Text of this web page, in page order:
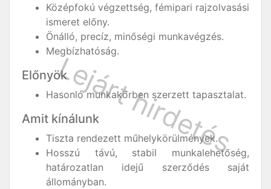
Középfokú végzettség, fémipari rajzolvasási
ismeret előny.
Önálló, precíz, minőségi munkavégzés.
Megbízhatóság.
Előnyök
Hasonló munkakörben szerzett tapasztalat.
Amit kínálunk
Tiszta rendezett műhelykörülmények.
Hosszú távú, stabil munkalehetőség,
határozatlan idejű szerződés saját
állományban.